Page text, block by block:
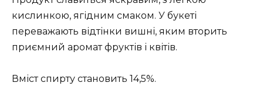
кислинкою, ягідним смаком. У букеті
переважають відтінки вишні, яким вторить
приємний аромат фруктів і квітів.
Вміст спирту становить 14,5%.